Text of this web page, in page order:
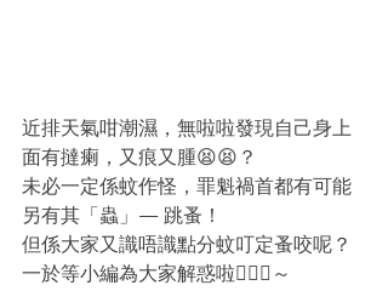
近排天氣咁潮濕，無啦啦發現自己身上
面有撻瘌，又痕又腫😫😫？
未必一定係蚊作怪，罪魁禍首都有可能
另有其「蟲」— 跳蚤！
但係大家又識唔識點分蚊叮定蚤咬呢？
一於等小編為大家解惑啦💁🏻‍♀️～